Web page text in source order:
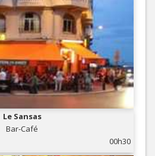
Le Sansas
Bar-Café
00h30